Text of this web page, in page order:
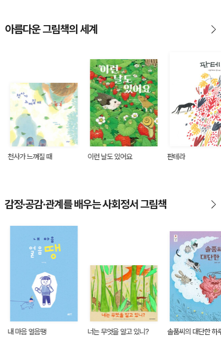
아름다운 그림책의 세계
천사가 느껴질 때 이런 날도 있어요 판테라
감정·공감·관계를 배우는 사회정서 그림책
내 마음 얼음땡 너는 무엇을 알고 있니? 솔품씨의 대단한 하